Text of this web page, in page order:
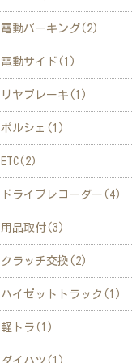
電動パーキング(2)
電動サイド(1)
リヤブレーキ(1)
ポルシェ(1)
ETC(2)
ドライブレコーダー(4)
用品取付(3)
クラッチ交換(2)
ハイゼットトラック(1)
軽トラ(1)
ダイハツ(1)